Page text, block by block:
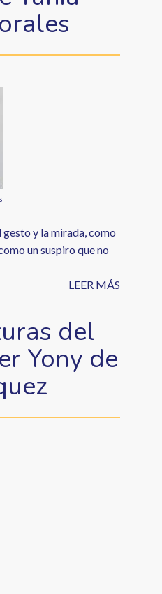
gesto y la mirada, como
un suspiro que no
LEER MÁS
del
Yony de